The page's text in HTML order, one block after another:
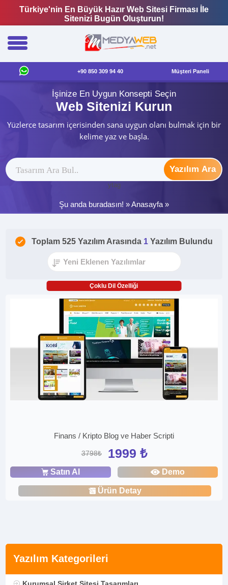
Türkiye'nin En Büyük Hazır Web Sitesi Firması İle
Sitenizi Bugün Oluşturun!
+90 850 309 94 40 Müşteri Paneli
İşinize En Uygun Konsepti Seçin
Web Sitenizi Kurun
Yüzlerce tasarım içerisinden sana uygun olanı bulmak için bir
kelime yaz ve başla.
Yazılım Ara
ytag
Şu anda buradasın! »Anasayfa »
Yazılım Kategorileri
Kurumsal Şirket Sitesi Tasarımları
Toplam 525 Yazılım Arasında 1 Yazılım Bulundu
Çoklu Dil Özelliği
Finans / Kripto Blog ve Haber Scripti
3798₺ 1999 ₺
Satın Al Demo
Ürün Detay